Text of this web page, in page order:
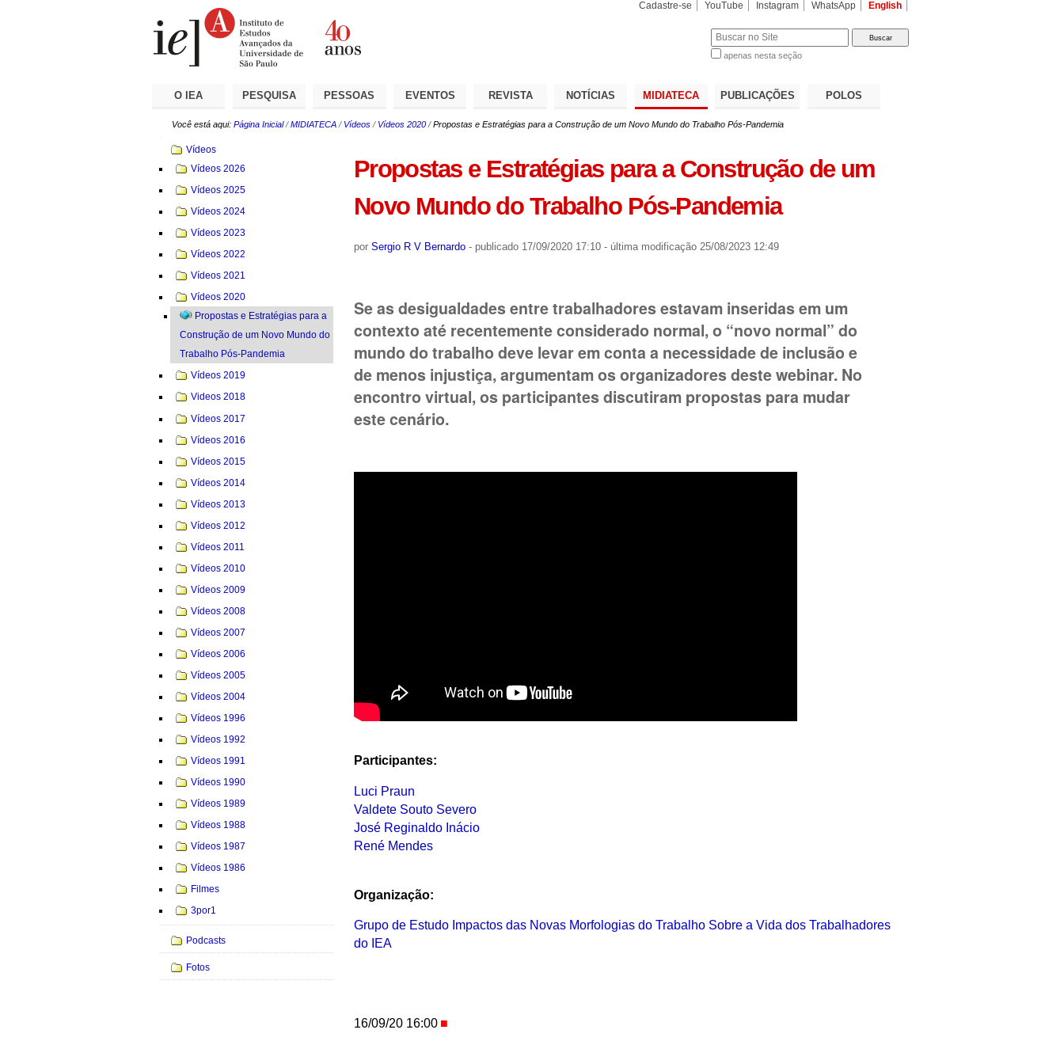
Cadastre-se YouTube Instagram WhatsApp English
apenas nesta seção
O IEA PESQUISA PESSOAS EVENTOS REVISTA NOTÍCIAS MIDIATECA PUBLICAÇÕES POLOS
Você está aqui: Página Inicial /MIDIATECA / Vídeos / Vídeos 2020 /Propostas e Estratégias para a Construção de um Novo Mundo do Trabalho Pós-Pandemia
Propostas e Estratégias para a Construção de um
Novo Mundo do Trabalho Pós-Pandemia
por Sergio R V Bernardo - publicado17/09/2020 17:10 - última modificação25/08/2023 12:49
Se as desigualdades entre trabalhadores estavam inseridas em um
contexto até recentemente considerado normal, o “novo normal” do
mundo do trabalho deve levar em conta a necessidade de inclusão e
de menos injustiça, argumentam os organizadores deste webinar. No
encontro virtual, os participantes discutiram propostas para mudar
este cenário.
Participantes:
Luci Praun
Valdete Souto Severo
José Reginaldo Inácio
René Mendes
Organização:
Grupo de Estudo Impactos das Novas Morfologias do Trabalho Sobre a Vida dos Trabalhadores
do IEA
16/09/20 16:00
Navegação
Vídeos
Vídeos 2026
Vídeos 2025
Vídeos 2024
Vídeos 2023
Vídeos 2022
Vídeos 2021
Vídeos 2020
Propostas e Estratégias para a
Construção de um Novo Mundo do
Trabalho Pós-Pandemia
Vídeos 2019
Videos 2018
Vídeos 2017
Vídeos 2016
Vídeos 2015
Vídeos 2014
Vídeos 2013
Vídeos 2012
Vídeos 2011
Vídeos 2010
Vídeos 2009
Vídeos 2008
Vídeos 2007
Vídeos 2006
Vídeos 2005
Vídeos 2004
Vídeos 1996
Vídeos 1992
Vídeos 1991
Vídeos 1990
Vídeos 1989
Vídeos 1988
Vídeos 1987
Vídeos 1986
Filmes
3por1
Podcasts
Fotos